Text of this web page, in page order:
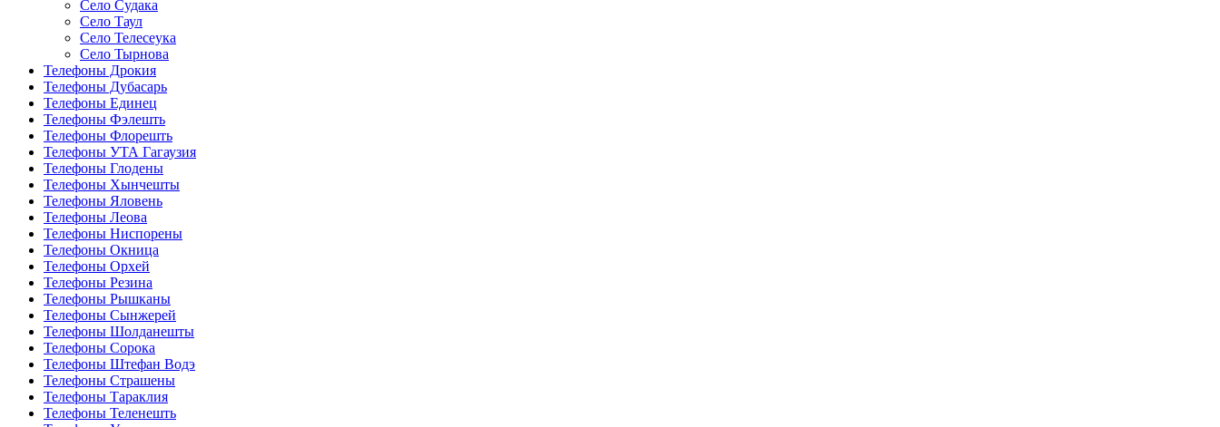
Село Судака
Село Таул
Село Телесеука
Село Тырнова
Телефоны Дрокия
Телефоны Дубасарь
Телефоны Единец
Телефоны Фэлешть
Телефоны Флорешть
Телефоны УТА Гагаузия
Телефоны Глодены
Телефоны Хынчешты
Телефоны Яловень
Телефоны Леова
Телефоны Ниспорены
Телефоны Окница
Телефоны Орхей
Телефоны Резина
Телефоны Рышканы
Телефоны Сынжерей
Телефоны Шолданешты
Телефоны Сорока
Телефоны Штефан Водэ
Телефоны Страшены
Телефоны Тараклия
Телефоны Теленешть